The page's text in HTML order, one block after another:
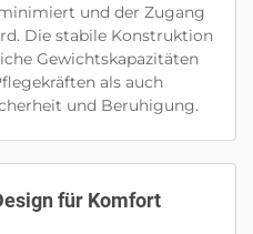
und der Zugang
Die stabile Konstruktion
Gewichtskapazitäten
als auch
und Beruhigung.
für Komfort